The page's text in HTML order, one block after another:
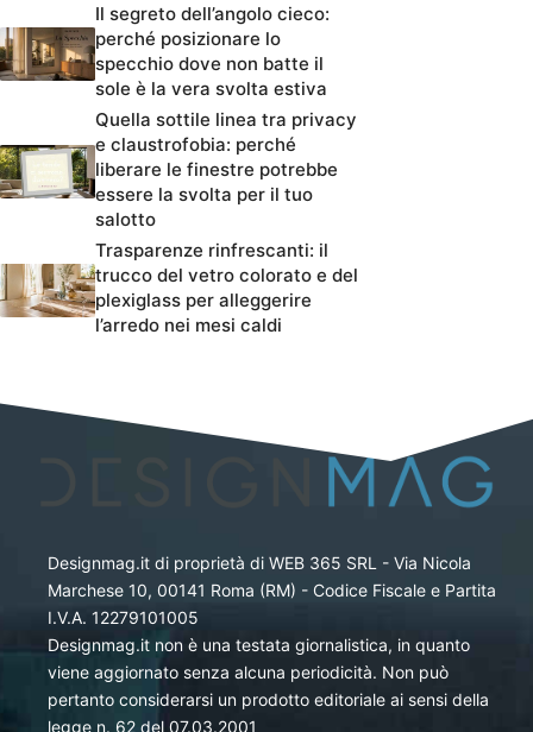
Il segreto dell’angolo cieco:
perché posizionare lo
specchio dove non batte il
sole è la vera svolta estiva
Quella sottile linea tra privacy
e claustrofobia: perché
liberare le finestre potrebbe
essere la svolta per il tuo
salotto
Trasparenze rinfrescanti: il
trucco del vetro colorato e del
plexiglass per alleggerire
l’arredo nei mesi caldi
Designmag.it di proprietà di WEB 365 SRL - Via Nicola
Marchese 10, 00141 Roma (RM) - Codice Fiscale e Partita
I.V.A. 12279101005
Designmag.it non è una testata giornalistica, in quanto
viene aggiornato senza alcuna periodicità. Non può
pertanto considerarsi un prodotto editoriale ai sensi della
legge n. 62 del 07.03.2001